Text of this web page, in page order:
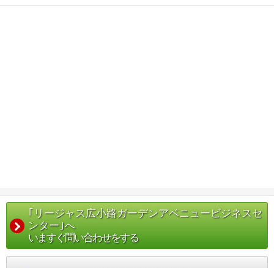
｢リージャス広小路ガーデンアベニュービジネスセ
ンター｣へ
いますぐ問い合わせをする